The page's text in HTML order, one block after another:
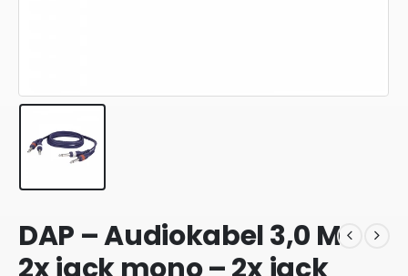
DAP – Audiokabel 3,0 M